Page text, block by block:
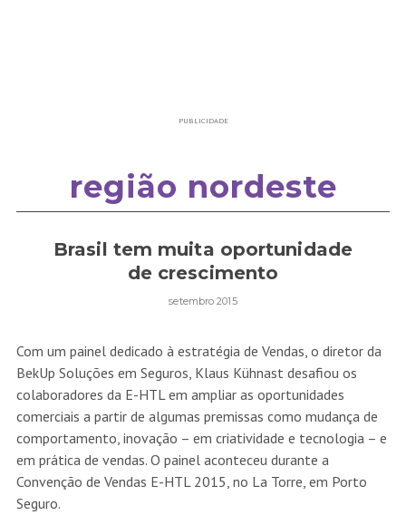
PUBLICIDADE
região nordeste
Brasil tem muita oportunidade
de crescimento
setembro 2015
Com um painel dedicado à estratégia de Vendas, o diretor da
BekUp Soluções em Seguros, Klaus Kühnast desafiou os
colaboradores da E-HTL em ampliar as oportunidades
comerciais a partir de algumas premissas como mudança de
comportamento, inovação – em criatividade e tecnologia – e
em prática de vendas. O painel aconteceu durante a
Convenção de Vendas E-HTL 2015, no La Torre, em Porto
Seguro.